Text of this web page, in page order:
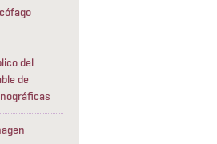
del
de